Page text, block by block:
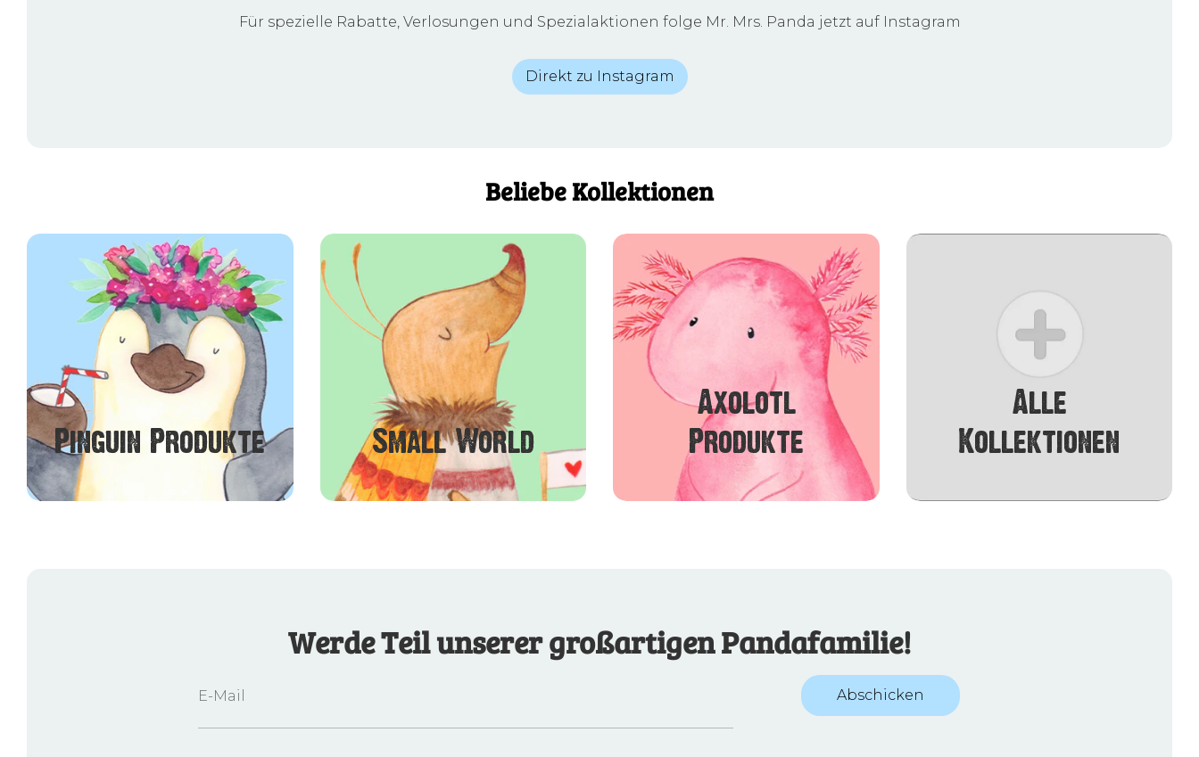
Für spezielle Rabatte, Verlosungen und Spezialaktionen folge Mr. Mrs. Panda jetzt auf Instagram
Direkt zu Instagram
Beliebe Kollektionen
Pinguin Produkte Small World
Axolotl
Produkte
Alle
Kollektionen
Werde Teil unserer großartigen Pandafamilie!
E-Mail Abschicken